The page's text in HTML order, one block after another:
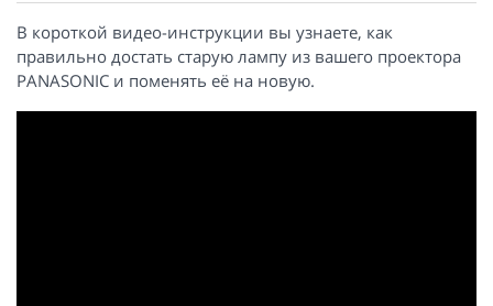
В короткой видео-инструкции вы узнаете, как
правильно достать старую лампу из вашего проектора
PANASONIC и поменять её на новую.